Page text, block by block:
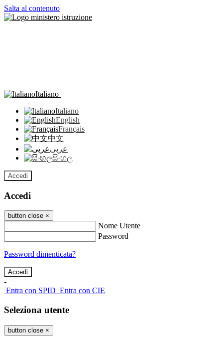
Salta al contenuto
Italiano
Italiano
English
Français
中文
عربى
සිංහල
Accedi
Accedi
button close ×
Nome Utente
Password
Password dimenticata?
-
Entra con SPID Entra con CIE
Seleziona utente
button close ×